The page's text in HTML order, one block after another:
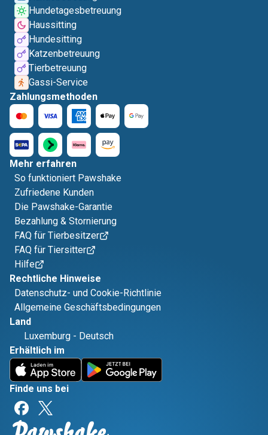
Hundetagesbetreuung
Haussitting
Hundesitting
Katzenbetreuung
Tierbetreuung
Gassi-Service
Zahlungsmethoden
Mehr erfahren
So funktioniert Pawshake
Zufriedene Kunden
Die Pawshake-Garantie
Bezahlung & Stornierung
FAQ für Tierbesitzer
FAQ für Tiersitter
Hilfe
Rechtliche Hinweise
Datenschutz- und Cookie-Richtlinie
Allgemeine Geschäftsbedingungen
Land
Luxemburg - Deutsch
Erhältlich im
Finde uns bei